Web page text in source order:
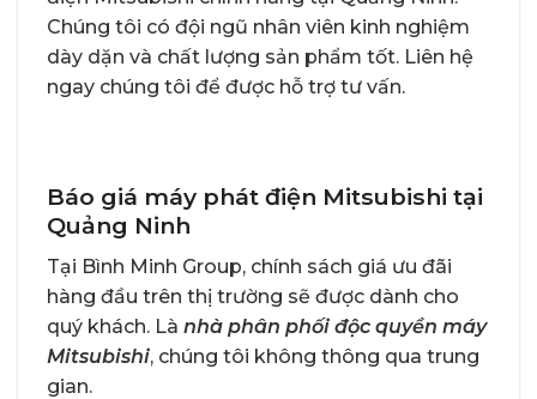
Chúng tôi có đội ngũ nhân viên kinh nghiệm
dày dặn và chất lượng sản phẩm tốt. Liên hệ
ngay chúng tôi để được hỗ trợ tư vấn.
Báo giá máy phát điện Mitsubishi tại
Quảng Ninh
Tại Bình Minh Group, chính sách giá ưu đãi
hàng đầu trên thị trường sẽ được dành cho
quý khách. Là nhà phân phối độc quyền máy
Mitsubishi, chúng tôi không thông qua trung
gian.